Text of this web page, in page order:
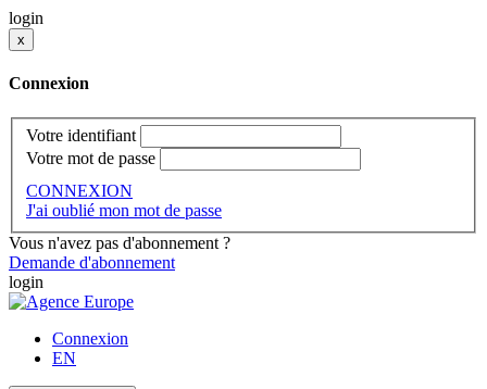
login
x
Connexion
Votre identifiant
Votre mot de passe
CONNEXION
J'ai oublié mon mot de passe
Vous n'avez pas d'abonnement ?
Demande d'abonnement
login
Connexion
EN